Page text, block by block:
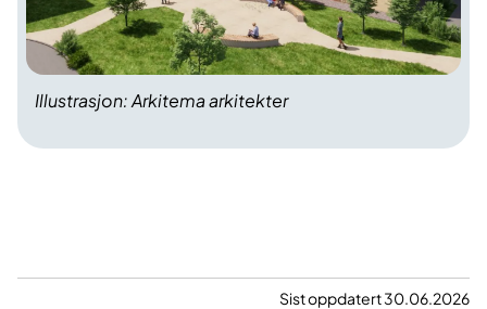
Illustrasjon: Arkitema arkitekter
Sist oppdatert 30.06.2026